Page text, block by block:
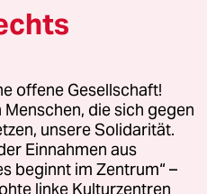
GmbH
Fragen oder für Genehmigungen
Kommune-Richtlinien
offene Gesellschaft!
die sich gegen
unsere Solidarität.
Einnahmen aus
beginnt im Zentrum“ –
linke Kulturzentren